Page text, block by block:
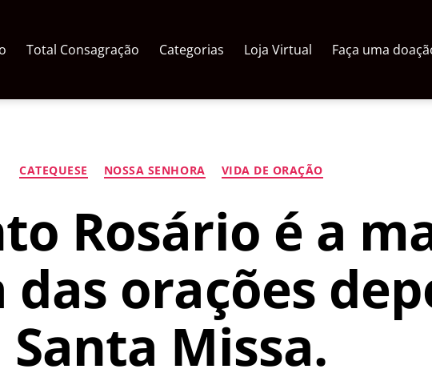
Total Consagração Categorias Loja Virtual Faça uma
Categorias
CATEQUESE NOSSA SENHORA VIDA DE ORAÇÃO
Rosário é a
orações
Santa Missa.